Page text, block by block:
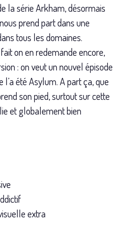
la série Arkham, désormais
prend part dans une
tous les domaines.
on en redemande encore,
: on veut un nouvel épisode
été Asylum. A part ça, que
son pied, surtout sur cette
et globalement bien
extra